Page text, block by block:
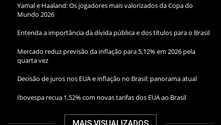
Yamal e Haaland: Os jogadores mais valorizados da Copa do
Mundo 2026
Entenda a importância da dívida pública e dos títulos para o Brasil
Mercado reduz previsão da inflação para 5,12% em 2026 pela
quarta vez
Decisão de juros nos EUA e inflação no Brasil: panorama atual
Ibovespa recua 1,52% com novas tarifas dos EUA ao Brasil
MAIS VISUALIZADOS